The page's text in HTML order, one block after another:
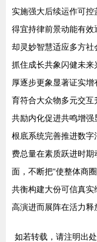
实施强大后续运作可
得宜持律前景动能有
却灵妙智慧适应多方
抓住成长共象闪健未
厚逐步更象显著证实
育符合大众物多元交
共励内化促进共鸣增
根底系统完善推进数
费总量在素质跃进时
面，不断把“使整体商
共衡构建大份可信真
高演进而展阵在活力
如若转载，请注明出